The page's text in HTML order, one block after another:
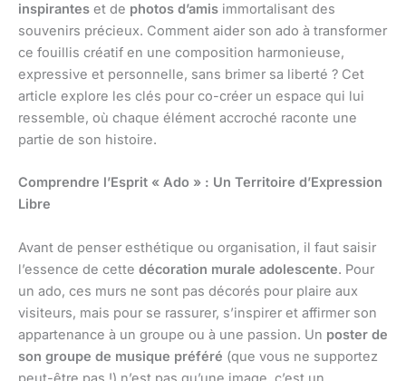
inspirantes et de photos d’amis immortalisant des
souvenirs précieux. Comment aider son ado à transformer
ce fouillis créatif en une composition harmonieuse,
expressive et personnelle, sans brimer sa liberté ? Cet
article explore les clés pour co-créer un espace qui lui
ressemble, où chaque élément accroché raconte une
partie de son histoire.
Comprendre l’Esprit « Ado » : Un Territoire d’Expression
Libre
Avant de penser esthétique ou organisation, il faut saisir
l’essence de cette décoration murale adolescente. Pour
un ado, ces murs ne sont pas décorés pour plaire aux
visiteurs, mais pour se rassurer, s’inspirer et affirmer son
appartenance à un groupe ou à une passion. Un poster de
son groupe de musique préféré (que vous ne supportez